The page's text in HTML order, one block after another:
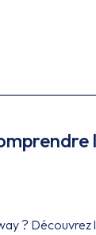
? Découvrez